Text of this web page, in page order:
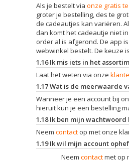
Als je bestelt via onze gratis
groter je bestelling, des te
de cadeautjes kan variëren.
dan komt het cadeautje niet
order al is afgerond. De app
webwinkel bestelt. De keuze
1.16 Ik mis iets in het
Laat het weten via onze
1.17 Wat is de meerwaarde
Wanneer je een account bij
hieruit kun je een bestelling
1.18 Ik ben mijn
Neem contact op met onze
1.19 Ik wil mijn account
Neem contactmet op